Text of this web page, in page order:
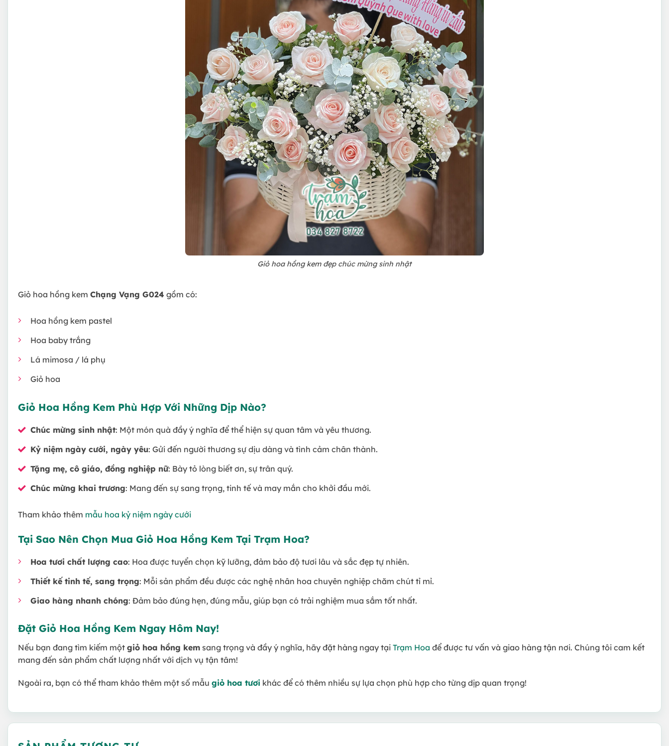
Giỏ hoa hồng kem đẹp chúc mừng sinh nhật
Giỏ hoa hồng kem Chạng Vạng G024 gồm có:
Hoa hồng kem pastel
Hoa baby trắng
Lá mimosa / lá phụ
Giỏ hoa
Giỏ Hoa Hồng Kem Phù Hợp Với Những Dịp Nào?
Chúc mừng sinh nhật: Một món quà đầy ý nghĩa để thể hiện sự quan tâm và yêu thương.
Kỷ niệm ngày cưới, ngày yêu: Gửi đến người thương sự dịu dàng và tình cảm chân thành.
Tặng mẹ, cô giáo, đồng nghiệp nữ: Bày tỏ lòng biết ơn, sự trân quý.
Chúc mừng khai trương: Mang đến sự sang trọng, tinh tế và may mắn cho khởi đầu mới.
Tham khảo thêm mẫu hoa kỷ niệm ngày cưới
Tại Sao Nên Chọn Mua Giỏ Hoa Hồng Kem Tại Trạm Hoa?
Hoa tươi chất lượng cao: Hoa được tuyển chọn kỹ lưỡng, đảm bảo độ tươi lâu và sắc đẹp tự nhiên.
Thiết kế tinh tế, sang trọng: Mỗi sản phẩm đều được các nghệ nhân hoa chuyên nghiệp chăm chút tỉ mỉ.
Giao hàng nhanh chóng: Đảm bảo đúng hẹn, đúng mẫu, giúp bạn có trải nghiệm mua sắm tốt nhất.
Đặt Giỏ Hoa Hồng Kem Ngay Hôm Nay!
Nếu bạn đang tìm kiếm một giỏ hoa hồng kem sang trọng và đầy ý nghĩa, hãy đặt hàng ngay tại Trạm Hoa để được tư vấn và giao hàng tận nơi. Chúng tôi cam kết
mang đến sản phẩm chất lượng nhất với dịch vụ tận tâm!
Ngoài ra, bạn có thể tham khảo thêm một số mẫu giỏ hoa tươi khác để có thêm nhiều sự lựa chọn phù hợp cho từng dịp quan trọng!